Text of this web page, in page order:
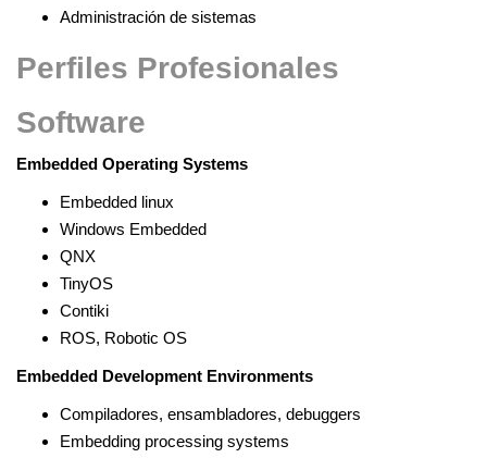
Administración de sistemas
Perfiles Profesionales
Software
Embedded Operating Systems
Embedded linux
Windows Embedded
QNX
TinyOS
Contiki
ROS, Robotic OS
Embedded Development Environments
Compiladores, ensambladores, debuggers
Embedding processing systems